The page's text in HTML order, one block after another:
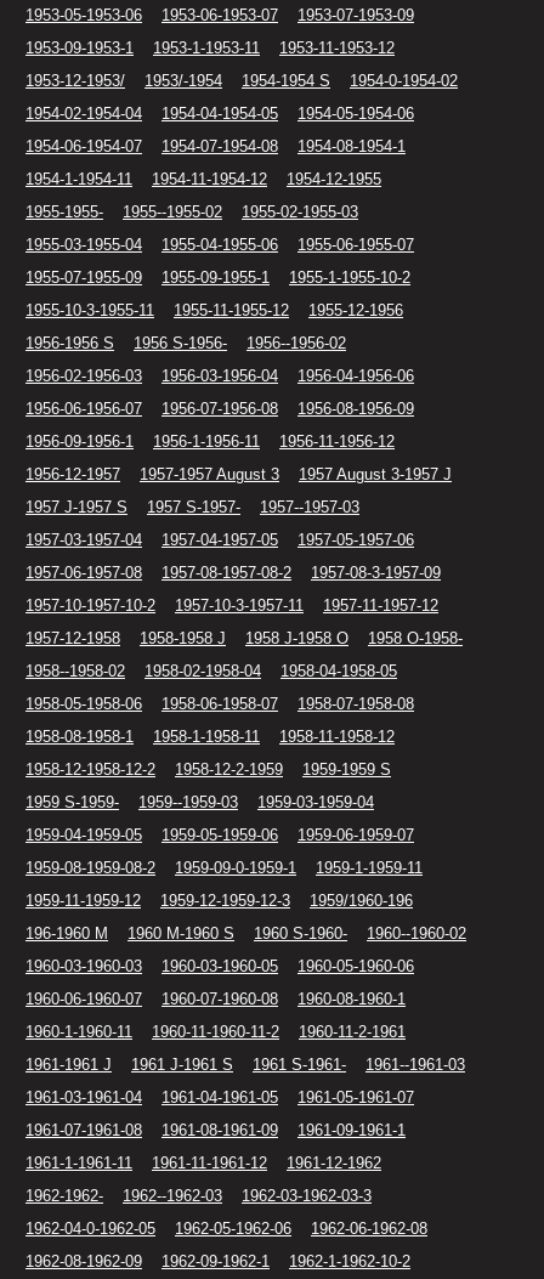
1953-05-1953-06 1953-06-1953-07
1953-07-1953-09
1953-09-1953-1
1953-1-1953-11
1953-11-1953-12
1953-12-1953/
1953/-1954 1954-1954 S
1954-0-1954-02
1954-02-1954-04
1954-04-1954-05
1954-05-1954-06
1954-06-1954-07
1954-07-1954-08
1954-08-1954-1
1954-1-1954-11
1954-11-1954-12
1954-12-1955
1955-1955-
1955--1955-02
1955-02-1955-03
1955-03-1955-04
1955-04-1955-06
1955-06-1955-07
1955-07-1955-09
1955-09-1955-1
1955-1-1955-10-2
1955-10-3-1955-11
1955-11-1955-12
1955-12-1956
1956-1956 S
1956 S-1956-
1956--1956-02
1956-02-1956-03
1956-03-1956-04
1956-04-1956-06
1956-06-1956-07
1956-07-1956-08
1956-08-1956-09
1956-09-1956-1
1956-1-1956-11
1956-11-1956-12
1956-12-1957
1957-1957 August 3
1957 August 3-1957 J
1957 J-1957 S
1957 S-1957-
1957--1957-03
1957-03-1957-04
1957-04-1957-05
1957-05-1957-06
1957-06-1957-08
1957-08-1957-08-2
1957-08-3-1957-09
1957-10-1957-10-2
1957-10-3-1957-11
1957-11-1957-12
1957-12-1958
1958-1958 J 1958 J-1958 O
1958 O-1958-
1958--1958-02
1958-02-1958-04
1958-04-1958-05
1958-05-1958-06
1958-06-1958-07
1958-07-1958-08
1958-08-1958-1
1958-1-1958-11
1958-11-1958-12
1958-12-1958-12-2
1958-12-2-1959
1959-1959 S
1959 S-1959-
1959--1959-03
1959-03-1959-04
1959-04-1959-05
1959-05-1959-06
1959-06-1959-07
1959-08-1959-08-2
1959-09-0-1959-1
1959-1-1959-11
1959-11-1959-12
1959-12-1959-12-3
1959/1960-196
196-1960 M
1960 M-1960 S 1960 S-1960-
1960--1960-02
1960-03-1960-03
1960-03-1960-05
1960-05-1960-06
1960-06-1960-07
1960-07-1960-08
1960-08-1960-1
1960-1-1960-11
1960-11-1960-11-2
1960-11-2-1961
1961-1961 J
1961 J-1961 S 1961 S-1961-
1961--1961-03
1961-03-1961-04
1961-04-1961-05
1961-05-1961-07
1961-07-1961-08
1961-08-1961-09
1961-09-1961-1
1961-1-1961-11
1961-11-1961-12
1961-12-1962
1962-1962-
1962--1962-03
1962-03-1962-03-3
1962-04-0-1962-05
1962-05-1962-06
1962-06-1962-08
1962-08-1962-09
1962-09-1962-1
1962-1-1962-10-2